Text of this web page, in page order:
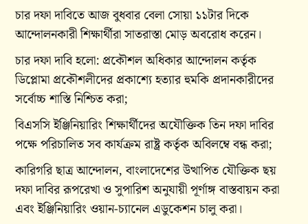
চার দফা দাবিতে আজ বুধবার বেলা সোয়া ১১টার দিকে
আন্দোলনকারী শিক্ষার্থীরা সাতরাস্তা মোড় অবরোধ করেন।
চার দফা দাবি হলো: প্রকৌশল অধিকার আন্দোলন কর্তৃক
ডিপ্লোমা প্রকৌশলীদের প্রকাশ্যে হত্যার হুমকি প্রদানকারীদের
সর্বোচ্চ শাস্তি নিশ্চিত করা;
বিএসসি ইঞ্জিনিয়ারিং শিক্ষার্থীদের অযৌক্তিক তিন দফা দাবির
পক্ষে পরিচালিত সব কার্যক্রম রাষ্ট্র কর্তৃক অবিলম্বে বন্ধ করা;
কারিগরি ছাত্র আন্দোলন, বাংলাদেশের উত্থাপিত যৌক্তিক ছয়
দফা দাবির রূপরেখা ও সুপারিশ অনুযায়ী পূর্ণাঙ্গ বাস্তবায়ন করা
এবং ইঞ্জিনিয়ারিং ওয়ান-চ্যানেল এডুকেশন চালু করা।